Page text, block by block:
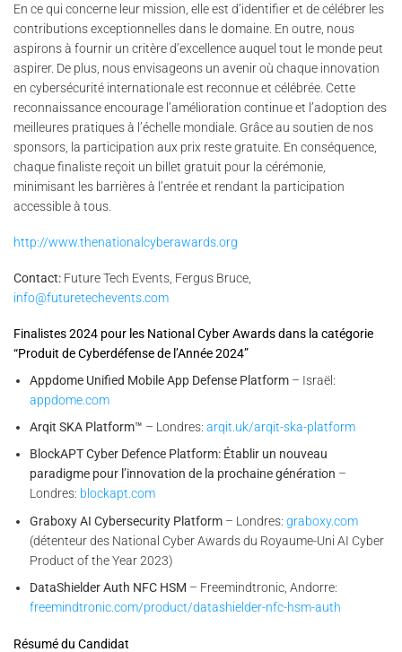
En ce qui concerne leur mission, elle est d’identifier et de célébrer les
contributions exceptionnelles dans le domaine. En outre, nous
aspirons à fournir un critère d’excellence auquel tout le monde peut
aspirer. De plus, nous envisageons un avenir où chaque innovation
en cybersécurité internationale est reconnue et célébrée. Cette
reconnaissance encourage l’amélioration continue et l’adoption des
meilleures pratiques à l’échelle mondiale. Grâce au soutien de nos
sponsors, la participation aux prix reste gratuite. En conséquence,
chaque finaliste reçoit un billet gratuit pour la cérémonie,
minimisant les barrières à l’entrée et rendant la participation
accessible à tous.
http://www.thenationalcyberawards.org
Contact: Future Tech Events, Fergus Bruce,
info@futuretechevents.com
Finalistes 2024 pour les National Cyber Awards dans la catégorie
“Produit de Cyberdéfense de l’Année 2024”
Appdome Unified Mobile App Defense Platform – Israël:
appdome.com
Arqit SKA Platform™ – Londres:arqit.uk/arqit-ska-platform
BlockAPT Cyber Defence Platform: Établir un nouveau
paradigme pour l’innovation de la prochaine génération –
Londres: blockapt.com
Graboxy AI Cybersecurity Platform – Londres:graboxy.com
(détenteur des National Cyber Awards du Royaume-Uni AI Cyber
Product of the Year 2023)
DataShielder Auth NFC HSM – Freemindtronic, Andorre:
freemindtronic.com/product/datashielder-nfc-hsm-auth
Résumé du Candidat